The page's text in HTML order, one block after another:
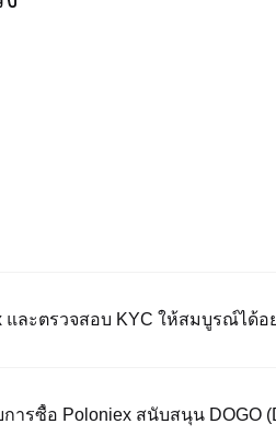
ละตรวจสอบ KYC ให้สมบูรณ์ได้อ
าร Id ที่ถูกต้องของคุณ และถ่ายเซลฟี่เ
ารซื้อ Poloniex สนับสนุน DOGO